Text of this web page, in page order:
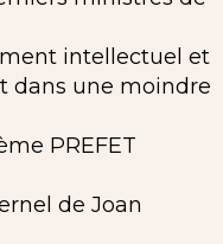
intellectuel et
dans une moindre
PREFET
de Joan